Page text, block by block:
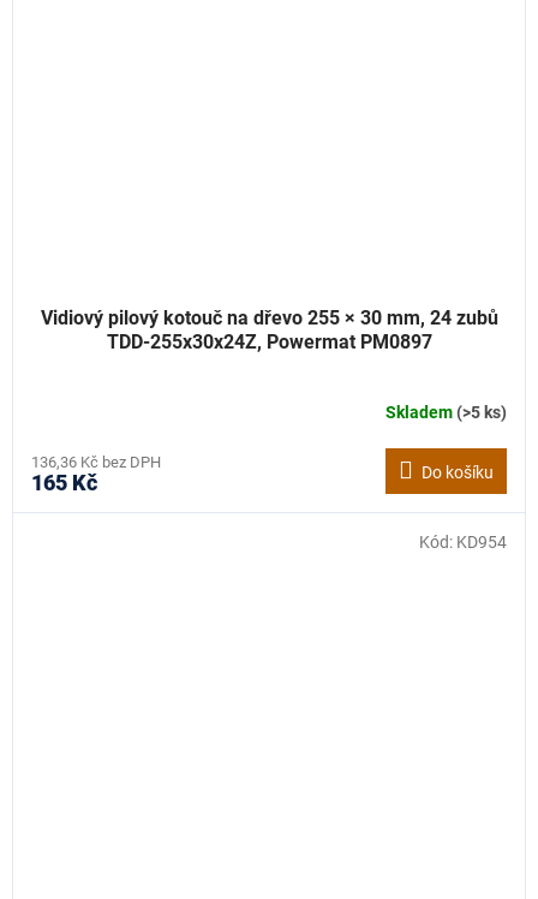
Vidiový pilový kotouč na dřevo 255 × 30 mm, 24 zubů
TDD-255x30x24Z, Powermat PM0897
Skladem(>5 ks)
136,36 Kč bez DPH
165 Kč Do košíku
Kód: KD954